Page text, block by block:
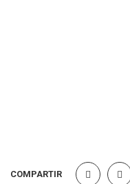
COMPARTIR